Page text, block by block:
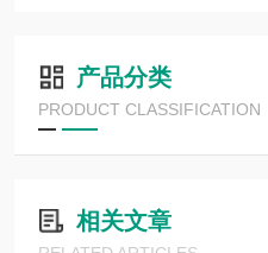
产品分类
PRODUCT CLASSIFICATION
相关文章